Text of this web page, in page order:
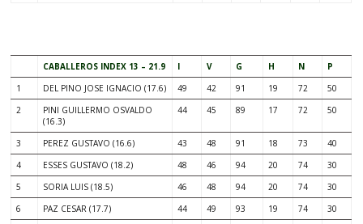
CABALLEROS INDEX 13 – 21.9 I V G H N
P
1
DEL PINO JOSE IGNACIO (17.6) 49 42 91 19 72
50
2
PINI GUILLERMO OSVALDO
(16.3)
44 45 89 17 72 50
3 PEREZ GUSTAVO (16.6) 43 48 91 18 73
40
4
ESSES GUSTAVO (18.2) 48 46 94 20 74
30
5
SORIA LUIS (18.5) 46 48 94 20 74
30
6
PAZ CESAR (17.7) 44 49 93 19 74
30